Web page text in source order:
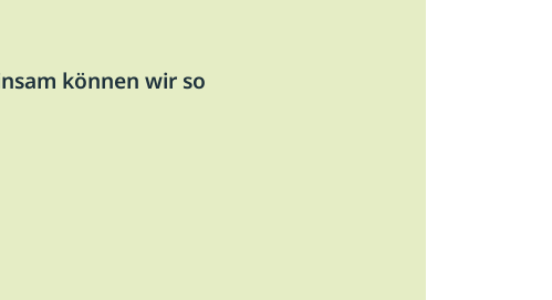
können wir so